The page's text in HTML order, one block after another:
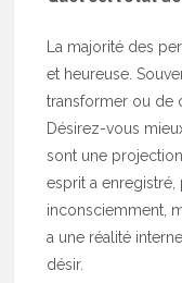
La majorité des
et heureuse.
transformer ou de
Désirez-vous
sont une
esprit a enregistré,
inconsciemment,
a une réalité
désir.